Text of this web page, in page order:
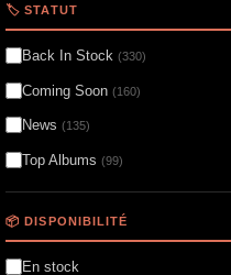
🏷️ STATUT
Back In Stock (330)
Coming Soon (160)
News (135)
Top Albums (99)
📦 DISPONIBILITÉ
En stock